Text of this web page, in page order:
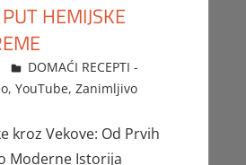
HEMIJSKE
FTorgAdmin
DOMAĆI RECEPTI -
, YouTube, Zanimljivo
kroz Vekove: Od Prvih
Moderne Istorija